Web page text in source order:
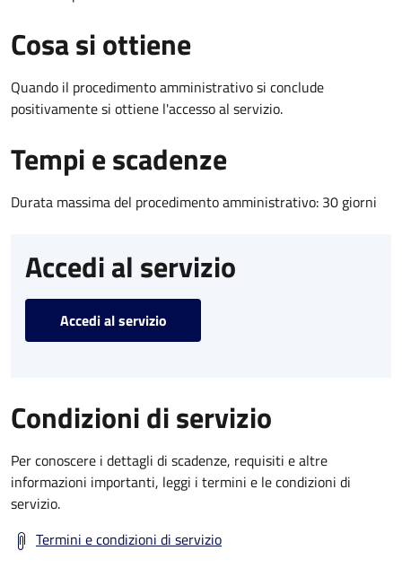
Cosa si ottiene
Quando il procedimento amministrativo si conclude
positivamente si ottiene l'accesso al servizio.
Tempi e scadenze
Durata massima del procedimento amministrativo: 30 giorni
Accedi al servizio
Accedi al servizio
Condizioni di servizio
Per conoscere i dettagli di scadenze, requisiti e altre
informazioni importanti, leggi i termini e le condizioni di
servizio.
Termini e condizioni di servizio